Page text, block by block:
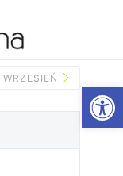
WRZESIEŃ